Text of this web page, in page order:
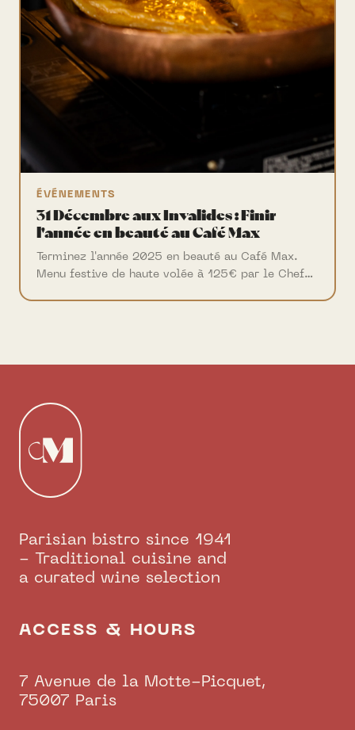
ÉVÉNEMENTS
31 Décembre aux Invalides : Finir
l'année en beauté au Café Max
Terminez l'année 2025 en beauté au Café Max.
Menu festive de haute volée à 125€ par le Chef
Parisian bistro since 1941
- Traditional cuisine and
a curated wine selection
ACCESS & HOURS
7 Avenue de la Motte-Picquet,
75007 Paris